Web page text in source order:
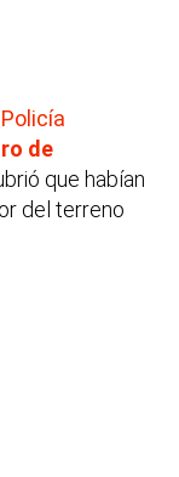
Policía
de
que habían
del terreno